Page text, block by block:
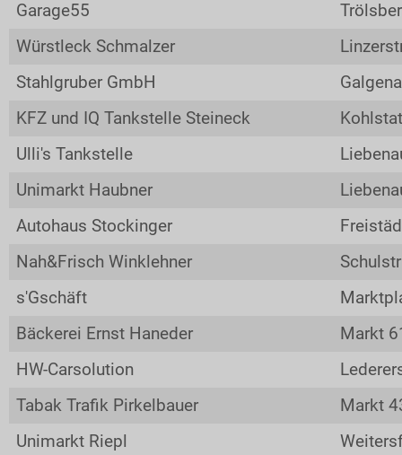
Garage55
Würstleck Schmalzer
Stahlgruber GmbH
KFZ und IQ Tankstelle Steineck
Ulli's Tankstelle
Unimarkt Haubner
Autohaus Stockinger
Nah&Frisch Winklehner
s'Gschäft
Bäckerei Ernst Haneder
Markt
HW-Carsolution
Tabak Trafik Pirkelbauer
Markt
Unimarkt Riepl